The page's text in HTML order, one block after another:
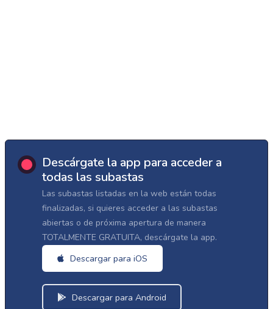
Descárgate la app para acceder a
todas las subastas
Las subastas listadas en la web están todas
finalizadas, si quieres acceder a las subastas
abiertas o de próxima apertura de manera
TOTALMENTE GRATUITA, descárgate la app.
Descargar para iOS
Descargar para Android